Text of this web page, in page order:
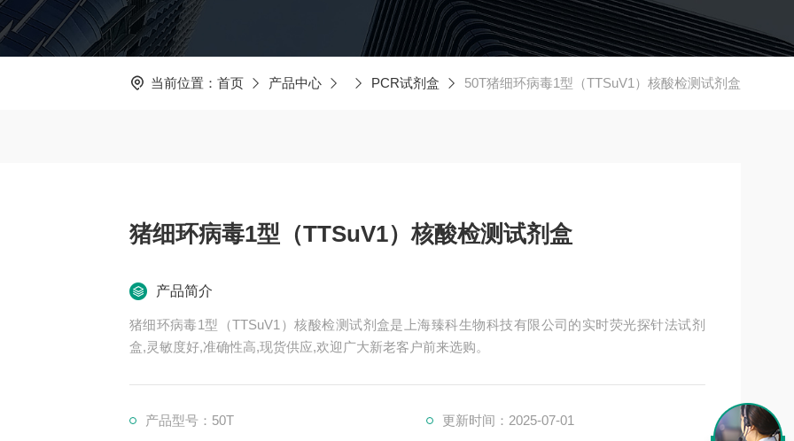
当前位置： 首页 产品中心 PCR试剂盒 50T猪细环病毒1型（TTSuV1）核酸检测试剂盒
猪细环病毒1型（TTSuV1）核酸检测试剂盒
产品简介
猪细环病毒1型（TTSuV1）核酸检测试剂盒是上海臻科生物科技有限公司的实时荧光探针法试剂
盒,灵敏度好,准确性高,现货供应,欢迎广大新老客户前来选购。
产品型号：50T 更新时间：2025-07-01